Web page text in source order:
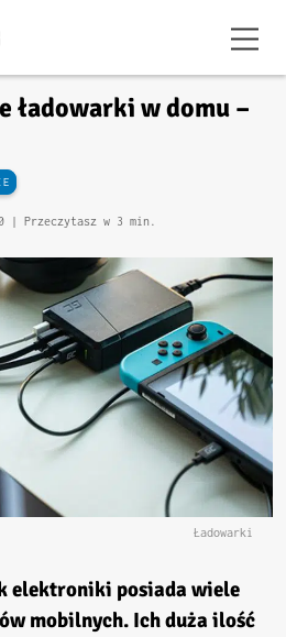
ładowarki w domu –
| Przeczytasz w 3 min.
Ładowarki
elektroniki posiada wiele
mobilnych. Ich duża ilość